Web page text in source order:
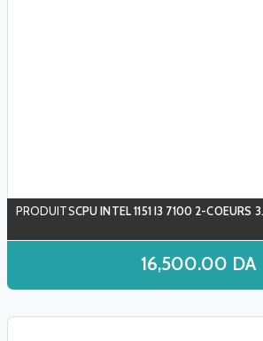
CPU INTEL 1151 I3 7100 2-COEURS
16,500.00 DA